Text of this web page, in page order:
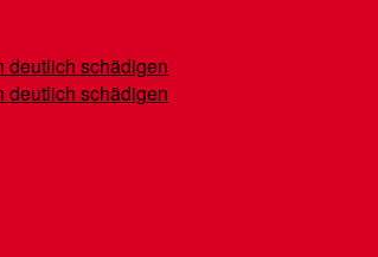
deutlich schädigen
deutlich schädigen